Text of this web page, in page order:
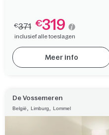
€371 €319
inclusief alle toeslagen
Meer info
De Vossemeren
België, Limburg, Lommel